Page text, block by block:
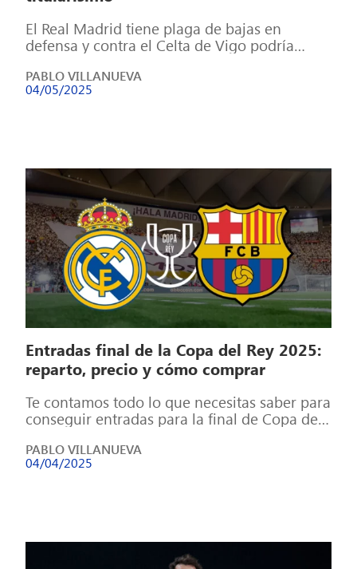
El Real Madrid tiene plaga de bajas en
defensa y contra el Celta de Vigo podría
PABLO VILLANUEVA
04/05/2025
Entradas final de la Copa del Rey 2025:
reparto, precio y cómo comprar
Te contamos todo lo que necesitas saber para
conseguir entradas para la final de Copa del
PABLO VILLANUEVA
04/04/2025